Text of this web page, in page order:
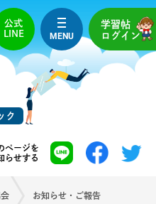
公式
LINE
MENU
学習帖
ログイン
ク
ページを
らせする
お知らせ・ご報告